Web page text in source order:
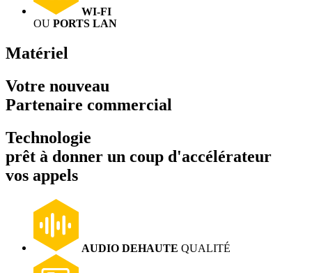
WI-FI
OU PORTS LAN
Matériel
Votre nouveau
Partenaire commercial
Technologie
prêt à donner un coup d'accélérateur
vos appels
AUDIO DEHAUTE QUALITÉ